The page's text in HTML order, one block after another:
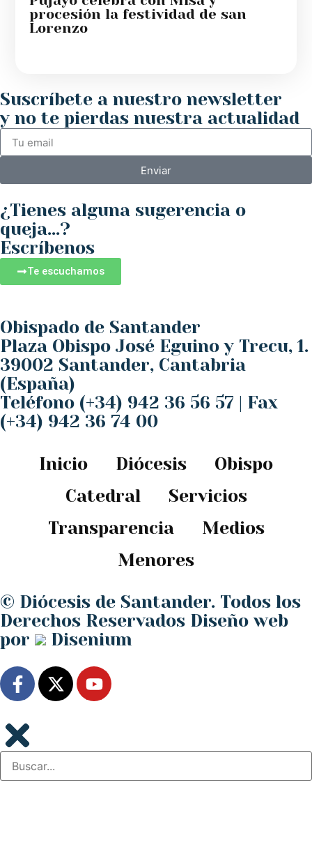
procesión la festividad de san
Lorenzo
Suscríbete a nuestro newsletter
y no te pierdas nuestra actualidad
Enviar
¿Tienes alguna sugerencia o
queja...?
Escríbenos
Te escuchamos
Obispado de Santander
Plaza Obispo José Eguino y Trecu, 1.
39002 Santander, Cantabria
(España)
Teléfono (+34) 942 36 56 57 | Fax
(+34) 942 36 74 00
Inicio Diócesis
Obispo
Catedral
Servicios
Transparencia
Medios
Menores
© Diócesis de Santander. Todos los
Derechos Reservados Diseño web
por
Disenium